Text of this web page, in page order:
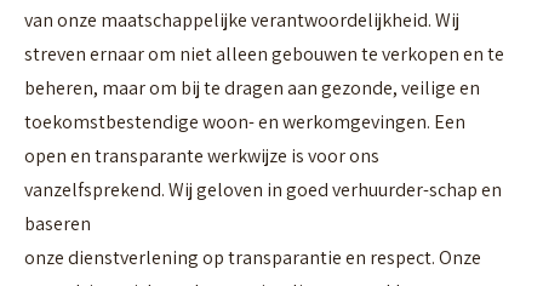
van onze maatschappelijke verantwoordelijkheid. Wij
streven ernaar om niet alleen gebouwen te verkopen en te
beheren, maar om bij te dragen aan gezonde, veilige en
toekomstbestendige woon- en werkomgevingen. Een
open en transparante werkwijze is voor ons
vanzelfsprekend. Wij geloven in goed verhuurder-schap en
baseren
onze dienstverlening op transparantie en respect. Onze